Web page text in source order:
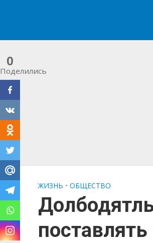
ЖИЗНЬ • ОБЩЕСТВО
0
Поделились